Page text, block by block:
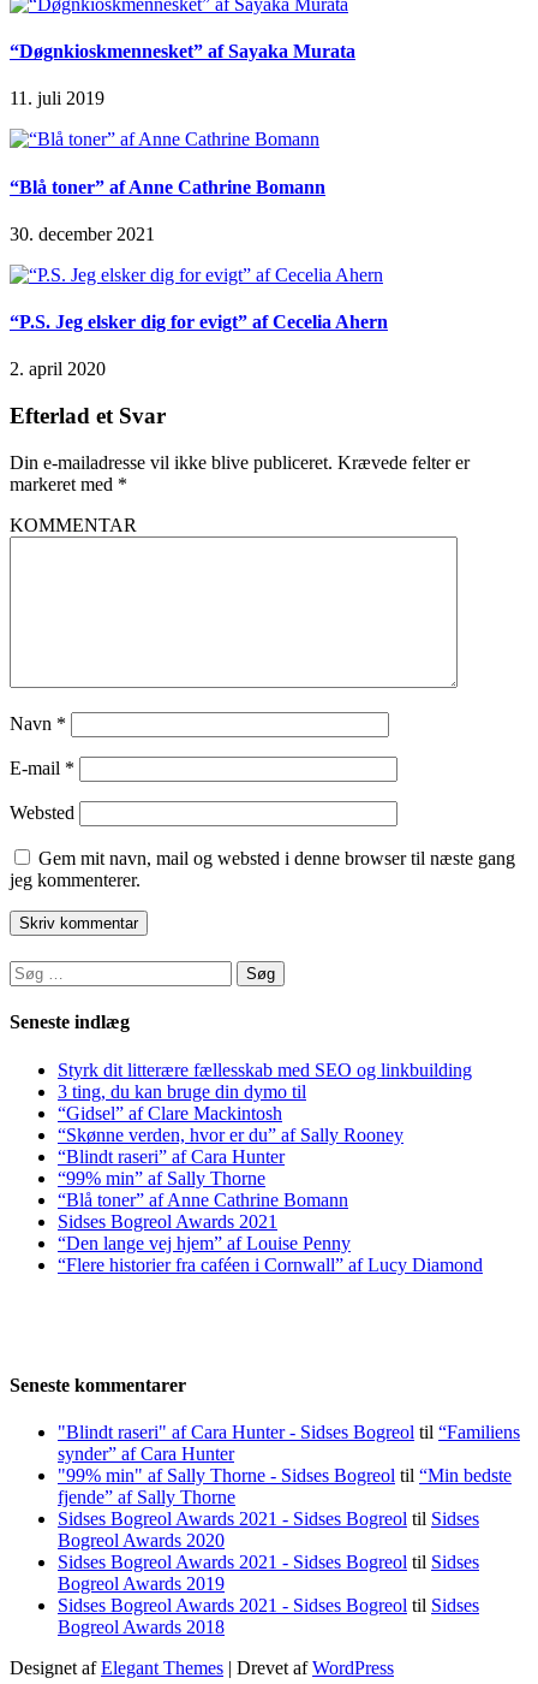
“Døgnkioskmennesket” af Sayaka Murata
11. juli 2019
“Blå toner” af Anne Cathrine Bomann
30. december 2021
“P.S. Jeg elsker dig for evigt” af Cecelia Ahern
2. april 2020
Efterlad et Svar
Din e-mailadresse vil ikke blive publiceret. Krævede felter er
markeret med *
KOMMENTAR
Navn *
E-mail *
Websted
Gem mit navn, mail og websted i denne browser til næste gang
jeg kommenterer.
Søg
efter:
Seneste indlæg
Styrk dit litterære fællesskab med SEO og linkbuilding
3 ting, du kan bruge din dymo til
“Gidsel” af Clare Mackintosh
“Skønne verden, hvor er du” af Sally Rooney
“Blindt raseri” af Cara Hunter
“99% min” af Sally Thorne
“Blå toner” af Anne Cathrine Bomann
Sidses Bogreol Awards 2021
“Den lange vej hjem” af Louise Penny
“Flere historier fra caféen i Cornwall” af Lucy Diamond
Seneste kommentarer
"Blindt raseri" af Cara Hunter - Sidses Bogreol til “Familiens
synder” af Cara Hunter
"99% min" af Sally Thorne - Sidses Bogreol til “Min bedste
fjende” af Sally Thorne
Sidses Bogreol Awards 2021 - Sidses Bogreol til Sidses
Bogreol Awards 2020
Sidses Bogreol Awards 2021 - Sidses Bogreol til Sidses
Bogreol Awards 2019
Sidses Bogreol Awards 2021 - Sidses Bogreol til Sidses
Bogreol Awards 2018
Designet afElegant Themes | Drevet afWordPress